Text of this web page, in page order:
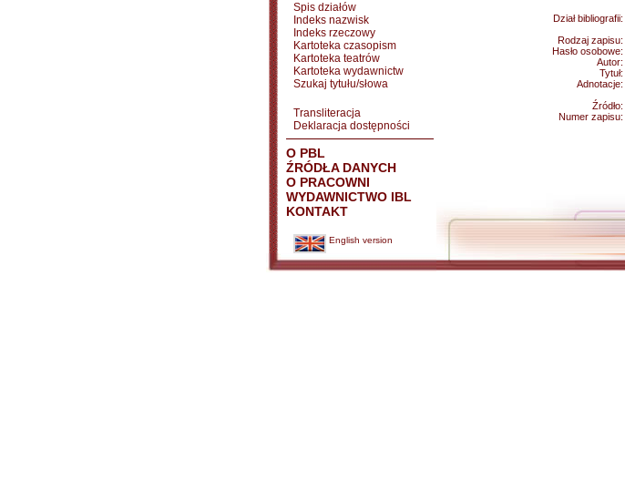
Spis działów
Indeks nazwisk
Indeks rzeczowy
Kartoteka czasopism
Kartoteka teatrów
Kartoteka wydawnictw
Szukaj tytułu/słowa
Transliteracja
Deklaracja dostępności
O PBL
ŹRÓDŁA DANYCH
O PRACOWNI
WYDAWNICTWO IBL
KONTAKT
English version
Dział bibliografii:
Rodzaj zapisu:
Hasło osobowe:
Autor:
Tytuł:
Adnotacje:
Źródło:
Numer zapisu: